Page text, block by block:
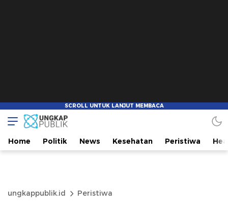
Home Politik News Kesehatan Peristiwa
ungkappublik.id Peristiwa